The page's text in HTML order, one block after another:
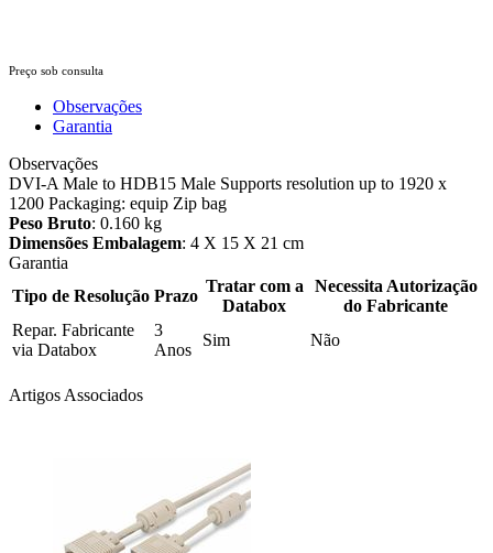
Preço sob consulta
Observações
Garantia
Observações
DVI-A Male to HDB15 Male Supports resolution up to 1920 x
1200 Packaging: equip Zip bag
Peso Bruto: 0.160 kg
Dimensões Embalagem: 4 X 15 X 21 cm
Garantia
Tipo de Resolução Prazo
Tratar com a
Databox
Necessita Autorização
do Fabricante
Repar. Fabricante
via Databox
3
Anos
Sim Não
Artigos Associados